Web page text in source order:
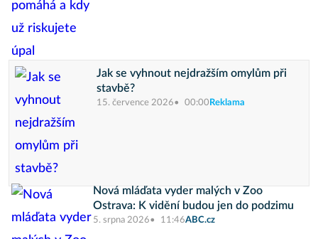
Jak se vyhnout nejdražším omylům při
stavbě?
15. července 2026 00:00 Reklama
Nová mláďata vyder malých v Zoo
Ostrava: K vidění budou jen do podzimu
5. srpna 2026 11:46ABC.cz